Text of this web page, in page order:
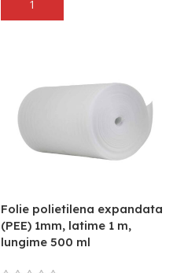
Adaugă În Coș
Folie polietilena expandata
(PEE) 1mm, latime 1 m,
lungime 500 ml